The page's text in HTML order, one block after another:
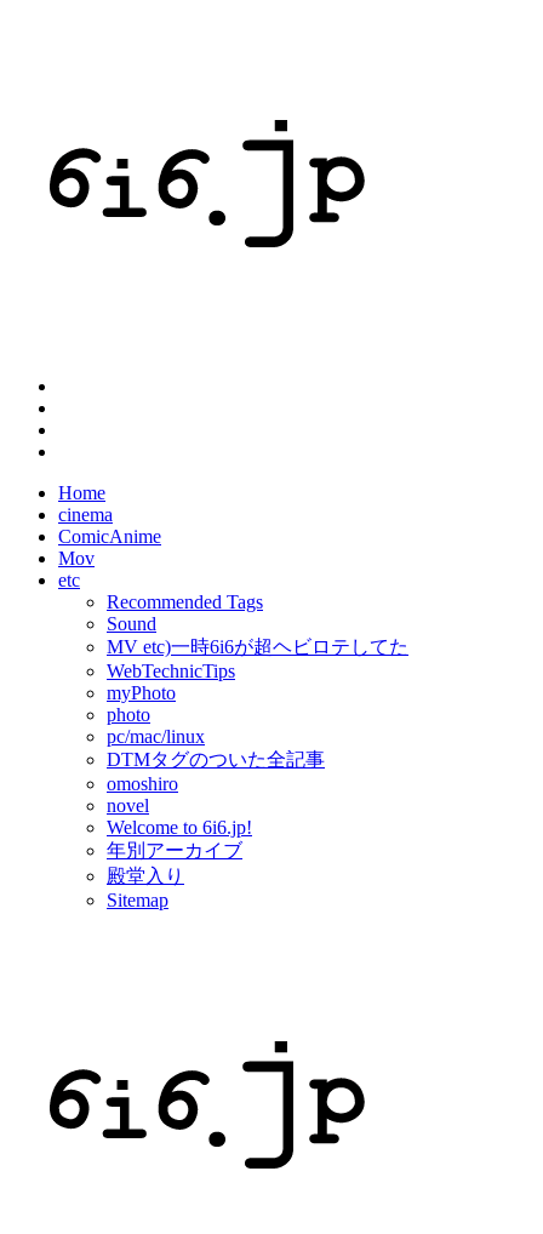
Home
cinema
ComicAnime
Mov
etc
Recommended Tags
Sound
MV etc)一時6i6が超ヘビロテしてた
WebTechnicTips
myPhoto
photo
pc/mac/linux
DTMタグのついた全記事
omoshiro
novel
Welcome to 6i6.jp!
年別アーカイブ
殿堂入り
Sitemap